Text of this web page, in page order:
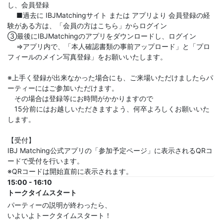
し、会員登録
■過去に IBJMatchingサイト または アプリより 会員登録の経
験がある方は、「会員の方はこちら」からログイン
③最後にIBJMatchingのアプリをダウンロードし、ログイン
⇒アプリ内で、「本人確認書類の事前アップロード」と「プロ
フィールのメイン写真登録」をお願いいたします。
※上手く登録が出来なかった場合にも、ご来場いただけましたらパ
ーティーにはご参加いただけます。
その場合は登録等にお時間がかかりますので
15分前にはお越しいただきますよう、何卒よろしくお願いいた
します。
【受付】
IBJ Matching公式アプリの「参加予定ページ」に表示されるQRコ
ードで受付を行います。
※QRコードは開始直前に表示されます。
15:00 - 16:10
トークタイムスタート
パーティーの説明が終わったら、
いよいよトークタイムスタート！